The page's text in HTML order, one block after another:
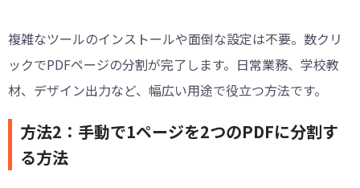
複雑なツールのインストールや面倒な設定は不要。数クリ
ックでPDFページの分割が完了します。日常業務、学校教
材、デザイン出力など、幅広い用途で役立つ方法です。
方法2：手動で1ページを2つのPDFに分割す
る方法